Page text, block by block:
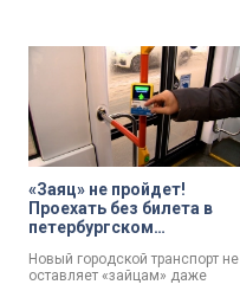
«Заяц» не пройдет!
Проехать без билета в
петербургском
невозможно
Новый городской транспорт не
оставляет «зайцам» даже